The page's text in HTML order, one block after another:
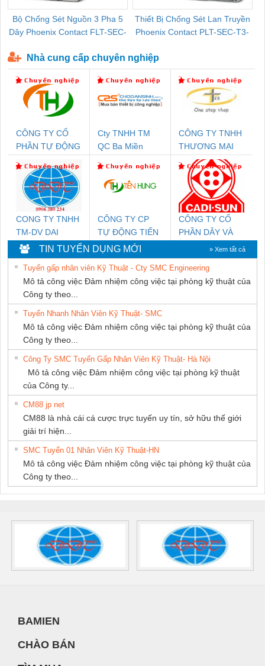
Bộ Chống Sét Nguồn 3 Pha 5
Dây Phoenix Contact FLT-SEC-
Thiết Bị Chống Sét Lan Truyền
Phoenix Contact PLT-SEC-T3-
Nhà cung cấp chuyên nghiệp
CÔNG TY CỔ
PHẦN TỰ ĐỘNG
Cty TNHH TM
QC Ba Miền
CÔNG TY TNHH
THƯƠNG MẠI
THIÊN ÂN VIỆT
NAM
CONG TY TNHH
TM-DV DAI
DONG THANH
CÔNG TY CP
TỰ ĐỘNG TIẾN
HƯNG
CÔNG TY CỔ
PHẦN DÂY VÀ
CÁP ĐIỆN
THƯỢNG ĐÌNH
TIN TUYỂN DỤNG MỚI » Xem tất cả
Tuyển gấp nhân viên Kỹ Thuật - Cty SMC Engineering
Mô tả công việc Đảm nhiệm công việc tại phòng kỹ thuật của
Công ty theo...
Tuyển Nhanh Nhân Viên Kỹ Thuật- SMC
Mô tả công việc Đảm nhiệm công việc tại phòng kỹ thuật của
Công ty theo...
Công Ty SMC Tuyển Gấp Nhân Viên Kỹ Thuật- Hà Nội
Mô tả công việc Đảm nhiệm công việc tại phòng kỹ thuật
của Công ty...
CM88 jp net
CM88 là nhà cái cá cược trực tuyến uy tín, sở hữu thế giới
giải trí hiện...
SMC Tuyển 01 Nhân Viên Kỹ Thuật-HN
Mô tả công việc Đảm nhiệm công việc tại phòng kỹ thuật của
Công ty theo...
BAMIEN
CHÀO BÁN